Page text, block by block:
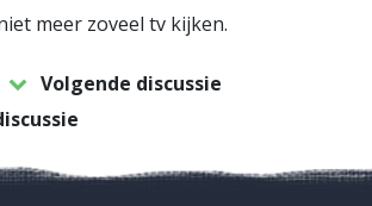
meer zoveel tv kijken.
Volgende discussie